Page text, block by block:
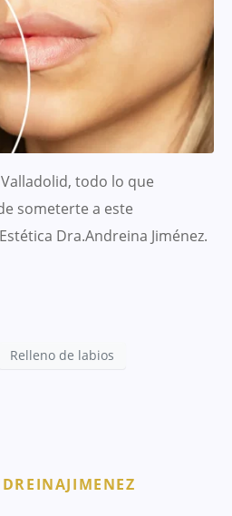
todo lo que
someterte a este
Dra.Andreina Jiménez.
Relleno de labios